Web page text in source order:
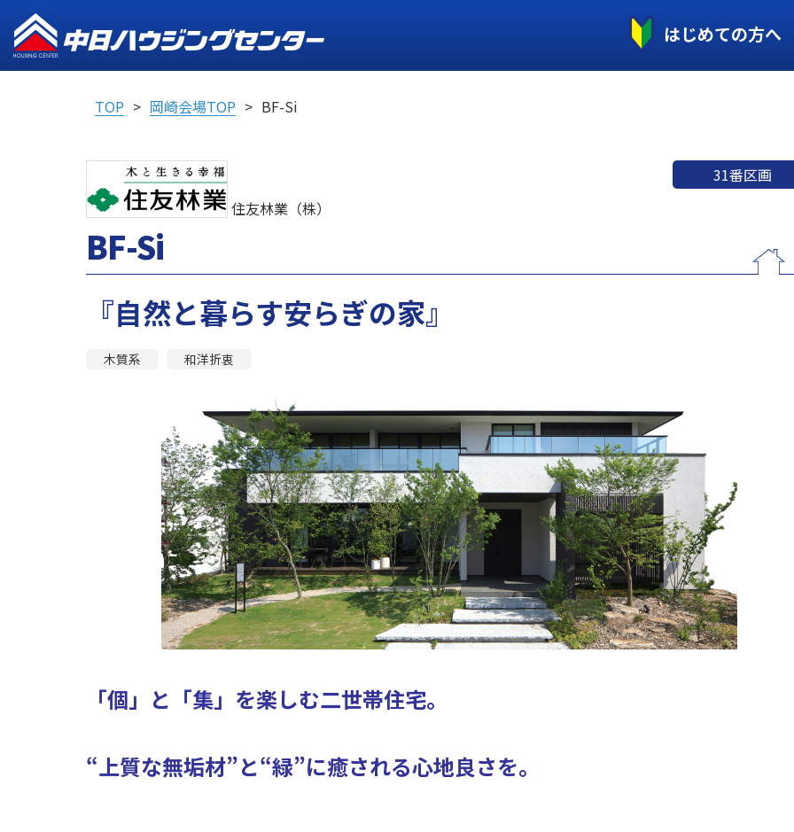
はじめての方へ
TOP 岡崎会場TOP BF-Si
住友林業（株）
31番区画
BF-Si
『自然と暮らす安らぎの家』
木質系 和洋折衷
「個」と「集」を楽しむ二世帯住宅。
“上質な無垢材”と“緑”に癒される心地良さを。